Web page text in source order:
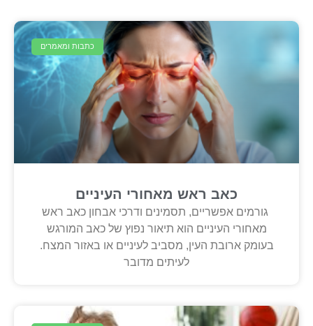
כתבות ומאמרים
כאב ראש מאחורי העיניים
גורמים אפשריים, תסמינים ודרכי אבחון כאב ראש
מאחורי העיניים הוא תיאור נפוץ של כאב המורגש
בעומק ארובת העין, מסביב לעיניים או באזור המצח.
לעיתים מדובר